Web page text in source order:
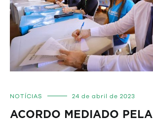
NOTÍCIAS 24 de abril de 2023
ACORDO MEDIADO PELA